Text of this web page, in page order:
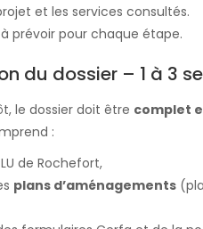
et les services consultés.
prévoir pour chaque étape.
du dossier – 1 à 3
le dossier doit être complet
:
de Rochefort,
plans d’aménagements